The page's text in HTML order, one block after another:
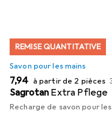
REMISE QUANTITATIVE
Savon pour les mains
EUR
7,94 à partir de 2 pièces
Sagrotan Extra Pflege
Recharge de savon pour